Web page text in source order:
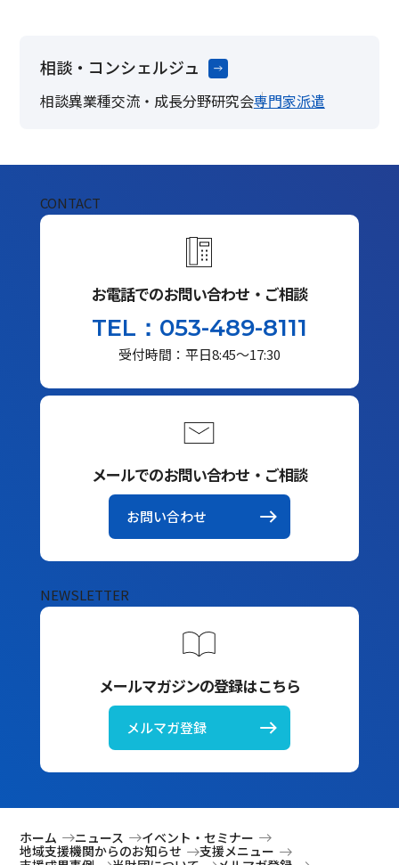
相談・コンシェルジュ
相談異業種交流・成長分野研究会専門家派遣
CONTACT
お電話でのお問い合わせ・ご相談
TEL：053-489-8111
受付時間：平日8:45～17:30
メールでのお問い合わせ・ご相談
お問い合わせ
NEWSLETTER
メールマガジンの登録はこちら
メルマガ登録
ホーム ニュース イベント・セミナー
地域支援機関からのお知らせ 支援メニュー